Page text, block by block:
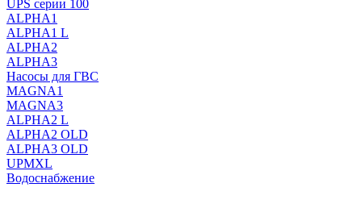
UPS серии 100
ALPHA1
ALPHA1 L
ALPHA2
ALPHA3
Насосы для ГВС
MAGNA1
MAGNA3
ALPHA2 L
ALPHA2 OLD
ALPHA3 OLD
UPMXL
Водоснабжение